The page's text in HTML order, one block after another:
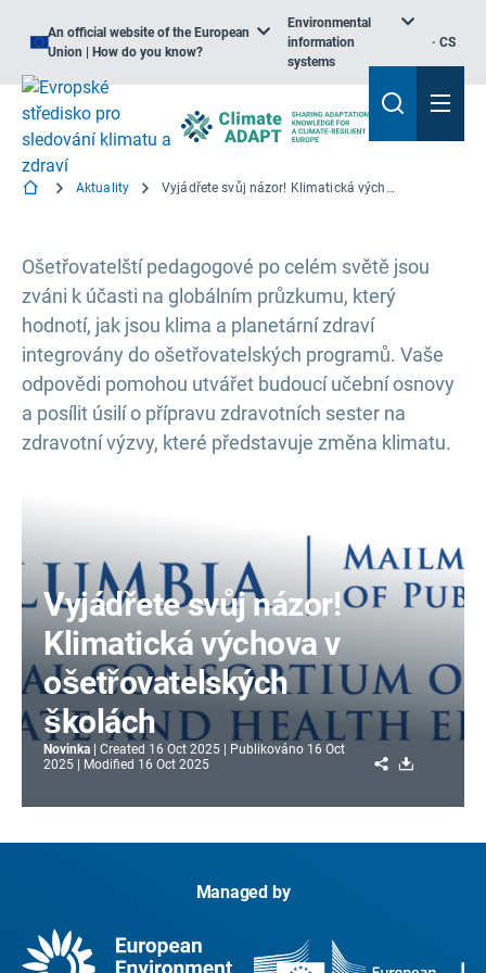
An official website of the European
Union | How do you know?
Environmental
information
systems
CS
Aktuality Vyjádřete svůj názor! Klimatická výchova v ošetřovatelských školách
Ošetřovatelští pedagogové po celém světě jsou
zváni k účasti na globálním průzkumu, který
hodnotí, jak jsou klima a planetární zdraví
integrovány do ošetřovatelských programů. Vaše
odpovědi pomohou utvářet budoucí učební osnovy
a posílit úsilí o přípravu zdravotních sester na
zdravotní výzvy, které představuje změna klimatu.
Vyjádřete svůj názor!
Klimatická výchova v
ošetřovatelských
školách
Novinka Created 16 Oct 2025 Publikováno 16 Oct
2025
Modified 16 Oct 2025 Share
Managed by